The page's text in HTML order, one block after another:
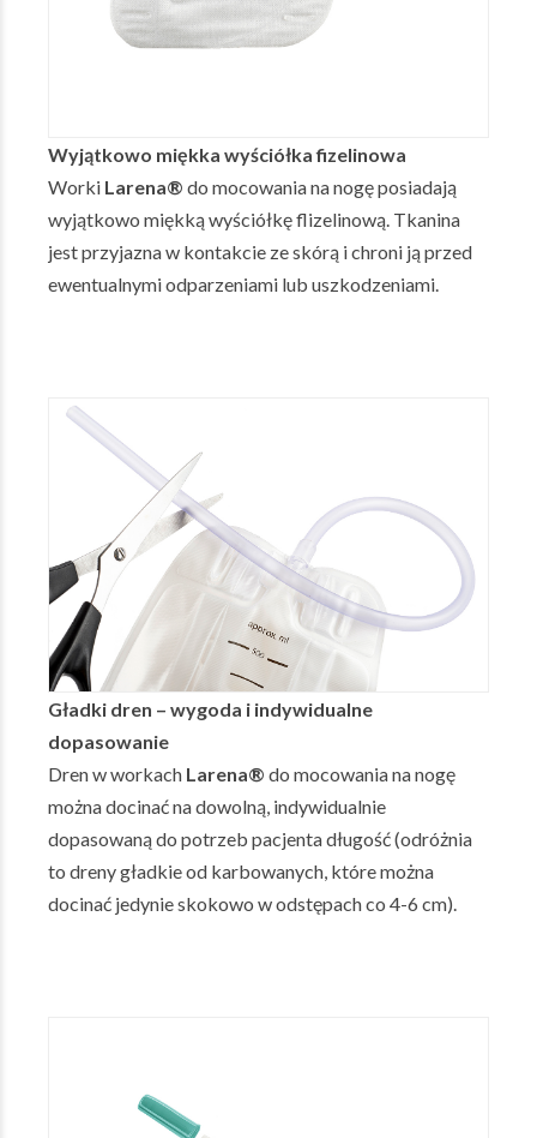
Wyjątkowo miękka wyściółka fizelinowa
Worki Larena® do mocowania na nogę posiadają
wyjątkowo miękką wyściółkę flizelinową. Tkanina
jest przyjazna w kontakcie ze skórą i chroni ją przed
ewentualnymi odparzeniami lub uszkodzeniami.
Gładki dren – wygoda i indywidualne
dopasowanie
Dren w workach Larena® do mocowania na nogę
można docinać na dowolną, indywidualnie
dopasowaną do potrzeb pacjenta długość (odróżnia
to dreny gładkie od karbowanych, które można
docinać jedynie skokowo w odstępach co 4-6 cm).